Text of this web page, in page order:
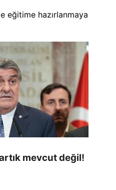
eğitime hazırlanmaya
mevcut değil!